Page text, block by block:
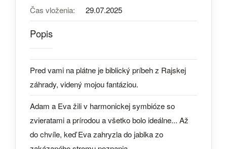
Čas vloženia: 29.07.2025
Popis
Pred vami na plátne je biblický príbeh z Rajskej
záhrady, videný mojou fantáziou.
Adam a Eva žili v harmonickej symbióze so
zvieratami a prírodou a všetko bolo ideálne... Až
do chvíle, keď Eva zahryzla do jablka zo